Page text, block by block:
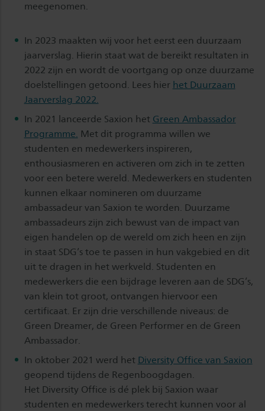
meegenomen.
In 2023 maakten wij voor het eerst een duurzaam
jaarverslag. Hierin staat wat de bereikt resultaten in
2022 zijn en wordt de voortgang op onze duurzame
doelstellingen getoond. Lees hier het Duurzaam
Jaarverslag 2022.
In 2021 lanceerde Saxion het Green Ambassador
Programme. Met dit programma willen we
studenten en medewerkers inspireren,
enthousiasmeren en activeren om zich in te zetten
voor een betere wereld. Medewerkers en studenten
kunnen elkaar nomineren om duurzame
ambassadeur van Saxion te worden. Duurzame
ambassadeurs zijn zich bewust van de impact van
eigen handelen op de wereld om zich heen en zijn
in staat SDG’s toe te passen in hun vakgebied en dit
uit te dragen in het werkveld. Studenten en
medewerkers die een bijdrage leveren aan de SDG’s,
van klein tot groot, ontvangen hiervoor een
certificaat. Er zijn drie verschillende niveaus: de
Green Dreamer, de Green Performer en de Green
Ambassador.
In oktober 2021 werd het Diversity Office van Saxion
geopend tijdens de Regenboogdagen.
Het Diversity Office is dé plek bij Saxion waar
studenten en medewerkers terecht kunnen voor al